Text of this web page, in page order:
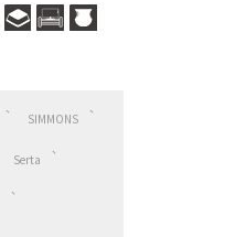
SIMMONS
Serta